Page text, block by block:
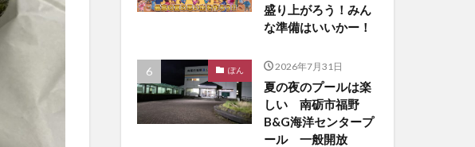
盛り上がろう！みん
な準備はいいかー！
ぽん 2026年7月31日
夏の夜のプールは楽
しい 南砺市福野
B&G海洋センタープ
ール 一般開放